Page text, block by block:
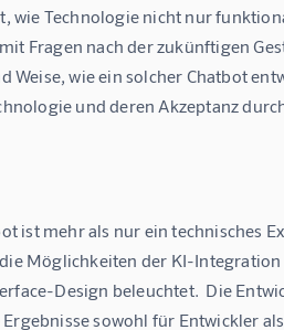
wie Technologie nicht nur
Fragen nach der zukünftigen
Weise, wie ein solcher Chatbot
und deren Akzeptanz
ist mehr als nur ein technisches
Möglichkeiten der KI-
Design beleuchtet.  Die
sowohl für Entwickler